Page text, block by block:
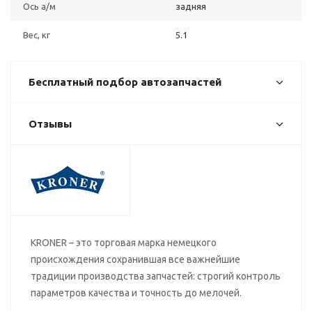
Ось а/м задняя
Вес, кг 5.1
Бесплатный подбор автозапчастей
Отзывы
KRONER – это торговая марка немецкого
происхождения сохранившая все важнейшие
традиции производства запчастей: строгий контроль
параметров качества и точность до мелочей.